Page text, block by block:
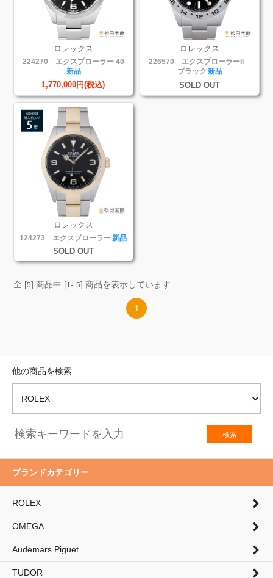
ロレックス
224270 エクスプローラー 40
新品
1,770,000円(税込)
ロレックス
226570 エクスプローラーII
ブラック 新品
SOLD OUT
ロレックス
124273 エクスプローラー新品
SOLD OUT
全 [5] 商品中 [1- 5] 商品を表示しています
1
他の商品を検索
検索
ブランドカテゴリー
ROLEX
OMEGA
Audemars Piguet
TUDOR